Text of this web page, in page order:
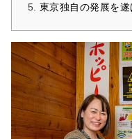
東京独自の発展を